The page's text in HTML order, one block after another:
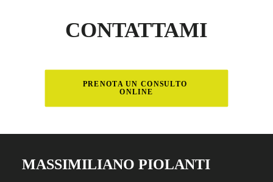
CONTATTAMI
PRENOTA UN CONSULTO
ONLINE
MASSIMILIANO PIOLANTI